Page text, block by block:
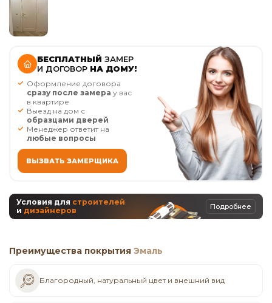
БЕСПЛАТНЫЙ ЗАМЕР
И ДОГОВОР НА ДОМУ!
Оформление договора
сразу после замера у вас
в квартире
Выезд на дом с
образцами дверей
Менеджер ответит на
любые вопросы
ВЫЗВАТЬ ЗАМЕРЩИКА
Условия для строителей
и дизайнеров Подробнее
Преимущества покрытия Эмаль
Благородный, натуральный цвет и внешний вид